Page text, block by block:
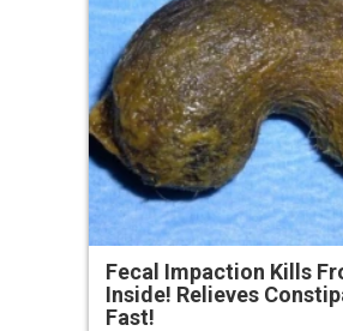
Fecal Impaction Kills
Inside! Relieves
Fast!